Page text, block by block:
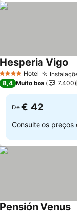
4 EstrelasHotel
Hesperia Vigo
8,4 Muito boa 7.400
De € 42
Consulte os preços
Pensión Venus